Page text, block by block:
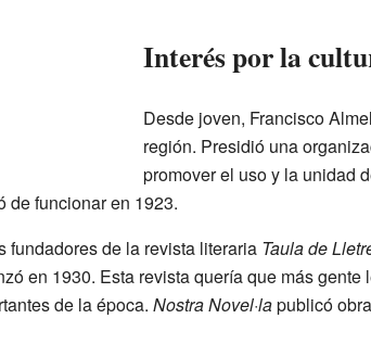
Interés por la
Desde joven, Francisco
región. Presidió una
promover el uso y la unidad
de funcionar en 1923.
fundadores de la revista literaria Taula de
en 1930. Esta revista quería que más
de la época. Nostra Novel·lapublicó